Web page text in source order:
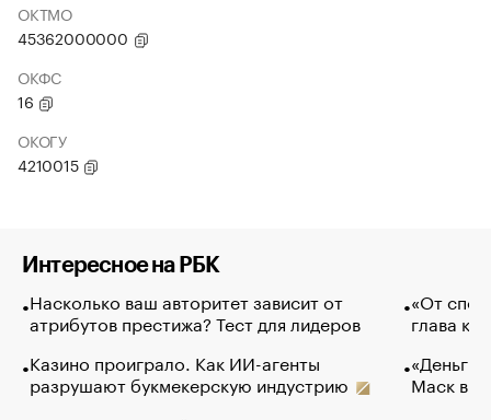
ОКТМО
45362000000
ОКФС
16
ОКОГУ
4210015
Интересное на РБК
Насколько ваш авторитет зависит от
атрибутов престижа? Тест для лидеров
Казино проиграло. Как ИИ-агенты
разрушают букмекерскую индустрию
«От
глава
«Деньги
Маск в